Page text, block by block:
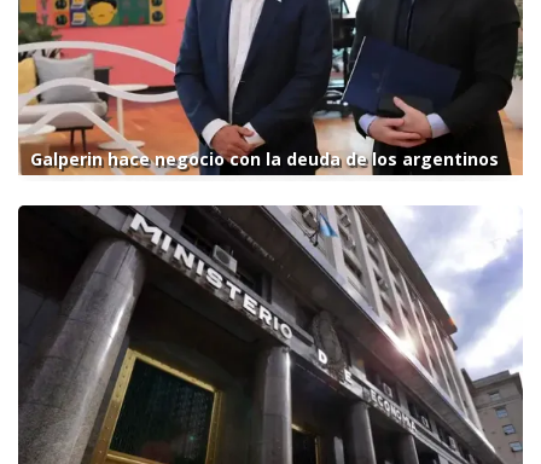
Galperin hace negocio con la deuda de los argentinos